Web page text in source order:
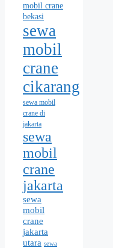
mobil crane
bekasi
sewa
mobil
crane
cikarang
sewa mobil
crane di
jakarta
sewa
mobil
crane
jakarta
sewa
mobil
crane
jakarta
utara sewa